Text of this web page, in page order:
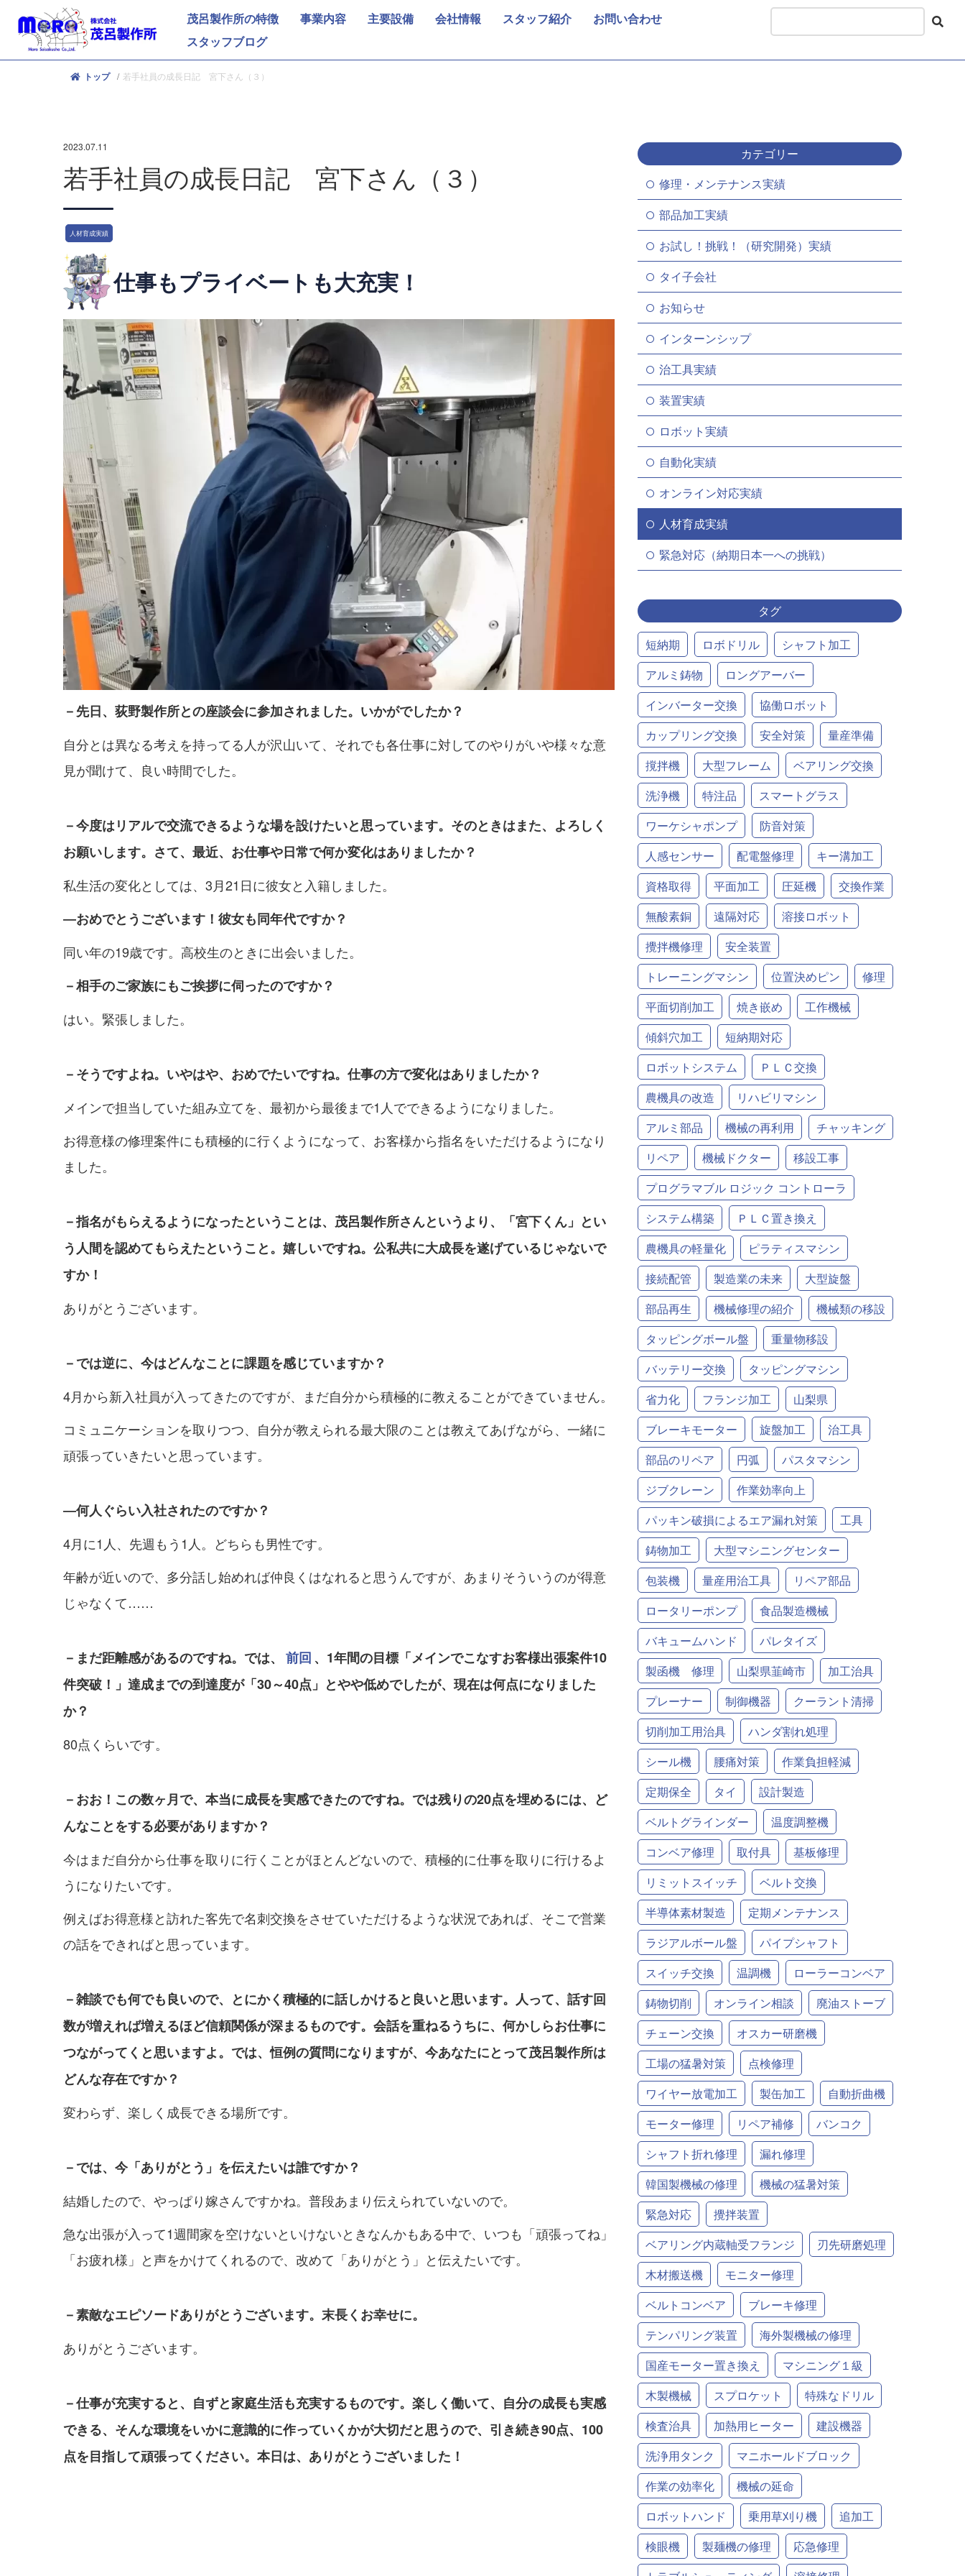
茂呂製作所の特徴 事業内容 主要設備 会社情報 スタッフ紹介
お問い合わせ
スタッフブログ
トップ 若手社員の成長日記 宮下さん（３）
2023.07.11
若手社員の成長日記 宮下さん（３）
人材育成実績
仕事もプライベートも大充実！
－先日、荻野製作所との座談会に参加されました。いかがでしたか？
自分とは異なる考えを持ってる人が沢山いて、それでも各仕事に対してのやりがいや様々な意
見が聞けて、良い時間でした。
－今度はリアルで交流できるような場を設けたいと思っています。そのときはまた、よろしく
お願いします。さて、最近、お仕事や日常で何か変化はありましたか？
私生活の変化としては、3月21日に彼女と入籍しました。
―おめでとうございます！彼女も同年代ですか？
同い年の19歳です。高校生のときに出会いました。
－相手のご家族にもご挨拶に伺ったのですか？
はい。緊張しました。
－そうですよね。いやはや、おめでたいですね。仕事の方で変化はありましたか？
メインで担当していた組み立てを、最初から最後まで1人でできるようになりました。
お得意様の修理案件にも積極的に行くようになって、お客様から指名をいただけるようになり
ました。
－指名がもらえるようになったということは、茂呂製作所さんというより、「宮下くん」とい
う人間を認めてもらえたということ。嬉しいですね。公私共に大成長を遂げているじゃないで
すか！
ありがとうございます。
－では逆に、今はどんなことに課題を感じていますか？
4月から新入社員が入ってきたのですが、まだ自分から積極的に教えることができていません。
コミュニケーションを取りつつ、自分が教えられる最大限のことは教えてあげながら、一緒に
頑張っていきたいと思っています。
―何人ぐらい入社されたのですか？
4月に1人、先週もう1人。どちらも男性です。
年齢が近いので、多分話し始めれば仲良くはなれると思うんですが、あまりそういうのが得意
じゃなくて……
－まだ距離感があるのですね。では、 前回 、1年間の目標「メインでこなすお客様出張案件10
件突破！」達成までの到達度が「30～40点」とやや低めでしたが、現在は何点になりました
か？
80点くらいです。
－おお！この数ヶ月で、本当に成長を実感できたのですね。では残りの20点を埋めるには、ど
んなことをする必要がありますか？
今はまだ自分から仕事を取りに行くことがほとんどないので、積極的に仕事を取りに行けるよ
うになりたいです。
例えばお得意様と訪れた客先で名刺交換をさせていただけるような状況であれば、そこで営業
の話をできればと思っています。
－雑談でも何でも良いので、とにかく積極的に話しかけると良いと思います。人って、話す回
数が増えれば増えるほど信頼関係が深まるものです。会話を重ねるうちに、何かしらお仕事に
つながってくと思いますよ。では、恒例の質問になりますが、今あなたにとって茂呂製作所は
どんな存在ですか？
変わらず、楽しく成長できる場所です。
－では、今「ありがとう」を伝えたいは誰ですか？
結婚したので、やっぱり嫁さんですかね。普段あまり伝えられていないので。
急な出張が入って1週間家を空けないといけないときなんかもある中で、いつも「頑張ってね」
「お疲れ様」と声をかけてくれるので、改めて「ありがとう」と伝えたいです。
－素敵なエピソードありがとうございます。末長くお幸せに。
ありがとうございます。
－仕事が充実すると、自ずと家庭生活も充実するものです。楽しく働いて、自分の成長も実感
できる、そんな環境をいかに意識的に作っていくかが大切だと思うので、引き続き90点、100
点を目指して頑張ってください。本日は、ありがとうございました！
カテゴリー
修理・メンテナンス実績
部品加工実績
お試し！挑戦！（研究開発）実績
タイ子会社
お知らせ
インターンシップ
治工具実績
装置実績
ロボット実績
自動化実績
オンライン対応実績
人材育成実績
緊急対応（納期日本一への挑戦）
タグ
短納期 ロボドリル
シャフト加工
アルミ鋳物
ロングアーバー
インバーター交換
協働ロボット
カップリング交換
安全対策
量産準備
撹拌機
大型フレーム
ベアリング交換
洗浄機
特注品
スマートグラス
ワーケシャポンプ
防音対策
人感センサー
配電盤修理
キー溝加工
資格取得
平面加工 圧延機
交換作業
無酸素銅
遠隔対応
溶接ロボット
攪拌機修理
安全装置
トレーニングマシン
位置決めピン
修理
平面切削加工
焼き嵌め
工作機械
傾斜穴加工
短納期対応
ロボットシステム
ＰＬＣ交換
農機具の改造
リハビリマシン
アルミ部品
機械の再利用
チャッキング
リペア
機械ドクター
移設工事
プログラマブル ロジック コントローラ
システム構築
ＰＬＣ置き換え
農機具の軽量化
ピラティスマシン
接続配管
製造業の未来
大型旋盤
部品再生
機械修理の紹介
機械類の移設
タッピングボール盤
重量物移設
バッテリー交換
タッピングマシン
省力化
フランジ加工
山梨県
ブレーキモーター
旋盤加工
治工具
部品のリペア
円弧
パスタマシン
ジブクレーン
作業効率向上
パッキン破損によるエア漏れ対策
工具
鋳物加工
大型マシニングセンター
包装機
量産用治工具
リペア部品
ロータリーポンプ
食品製造機械
バキュームハンド
パレタイズ
製函機 修理
山梨県韮崎市
加工治具
プレーナー
制御機器
クーラント清掃
切削加工用治具
ハンダ割れ処理
シール機
腰痛対策
作業負担軽減
定期保全
タイ
設計製造
ベルトグラインダー
温度調整機
コンベア修理
取付具
基板修理
リミットスイッチ
ベルト交換
半導体素材製造
定期メンテナンス
ラジアルボール盤
パイプシャフト
スイッチ交換
温調機
ローラーコンベア
鋳物切削
オンライン相談
廃油ストーブ
チェーン交換
オスカー研磨機
工場の猛暑対策
点検修理
ワイヤー放電加工
製缶加工
自動折曲機
モーター修理
リペア補修
バンコク
シャフト折れ修理
漏れ修理
韓国製機械の修理
機械の猛暑対策
緊急対応
攪拌装置
ベアリング内蔵軸受フランジ
刃先研磨処理
木材搬送機
モニター修理
ベルトコンベア
ブレーキ修理
テンパリング装置
海外製機械の修理
国産モーター置き換え
マシニング１級
木製機械
スプロケット
特殊なドリル
検査治具
加熱用ヒーター
建設機器
洗浄用タンク
マニホールドブロック
作業の効率化
機械の延命
ロボットハンド
乗用草刈り機
追加工
検眼機
製麺機の修理
応急修理